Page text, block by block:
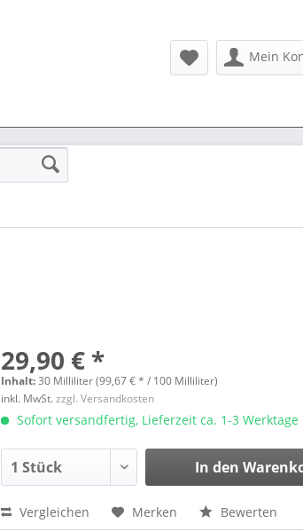
Mein
29,90 € *
Inhalt:30 Milliliter (99,67 € * / 100 Milliliter)
inkl. MwSt.zzgl. Versandkosten
Sofort versandfertig, Lieferzeit ca. 1-3 Werktage
In den
Vergleichen Merken Bewerten